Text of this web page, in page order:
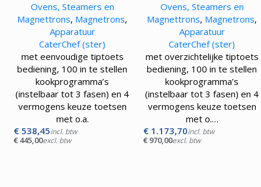
Ovens, Steamers en
Magnettrons, Magnetrons,
Apparatuur
CaterChef (ster)
met eenvoudige tiptoets
bediening, 100 in te stellen
kookprogramma’s
(instelbaar tot 3 fasen) en 4
vermogens keuze toetsen
met o.a.
€538,45incl. btw
€445,00excl. btw
Ovens, Steamers en
Magnettrons, Magnetrons,
Apparatuur
CaterChef (ster)
met overzichtelijke tiptoets
bediening, 100 in te stellen
kookprogramma’s
(instelbaar tot 3 fasen) en 4
vermogens keuze toetsen
met o.…
€1.173,70incl. btw
€970,00excl. btw